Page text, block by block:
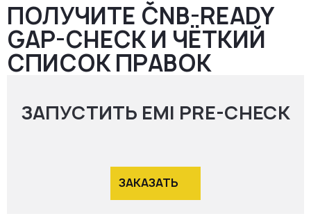
ПОЛУЧИТЕ ČNB-READY
GAP-CHECK И ЧЁТКИЙ
СПИСОК ПРАВОК
ЗАПУСТИТЬ EMI PRE-CHECK
ЗАКАЗАТЬ